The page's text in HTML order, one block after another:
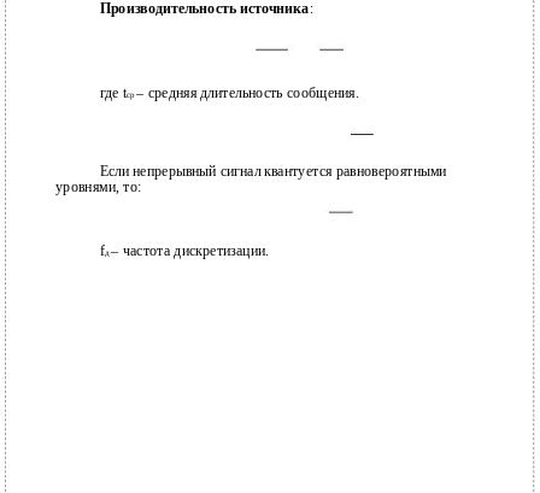
Производительность источника:
где tср– средняя длительность сообщения.
Если непрерывный сигнал квантуется равновероятными
уровнями, то:
fд– частота дискретизации.